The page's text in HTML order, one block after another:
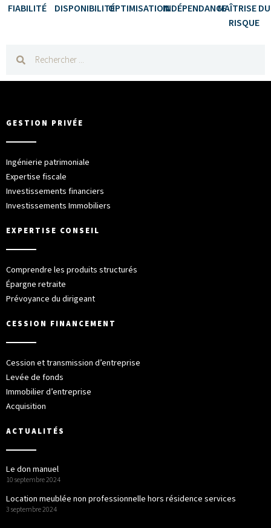
FIABILITÉ DISPONIBILITÉOPTIMISATIONINDÉPENDANCEMAÎTRISE DU
RISQUE
GESTION PRIVÉE
Ingénierie patrimoniale
Expertise fiscale
Investissements financiers
Investissements Immobiliers
EXPERTISE CONSEIL
Comprendre les produits structurés
Épargne retraite
Prévoyance du dirigeant
CESSION FINANCEMENT
Cession et transmission d’entreprise
Levée de fonds
Immobilier d’entreprise
Acquisition
ACTUALITÉS
Le don manuel
10 septembre 2024
Location meublée non professionnelle hors résidence services
3 septembre 2024